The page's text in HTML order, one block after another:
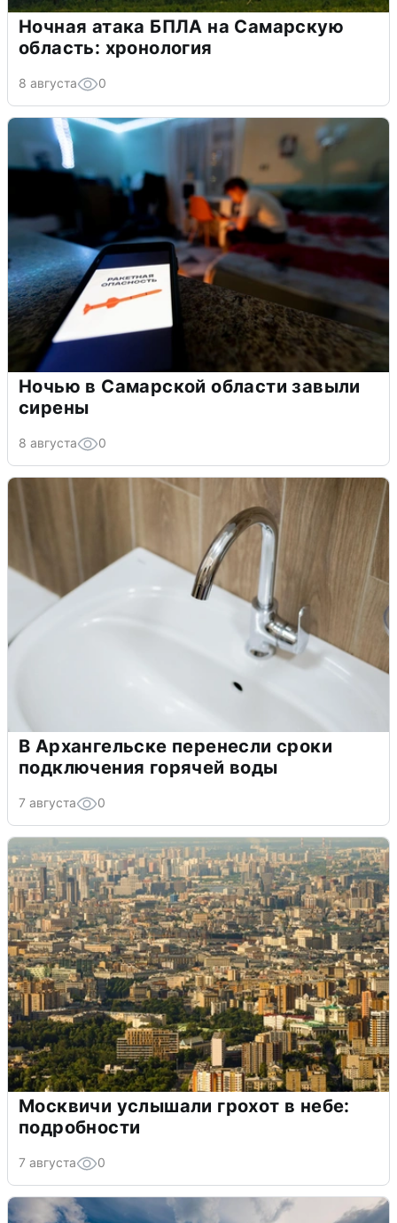
Ночная атака БПЛА на Самарскую
область: хронология
8 августа 0
Ночью в Самарской области завыли
сирены
8 августа 0
В Архангельске перенесли сроки
подключения горячей воды
7 августа 0
Москвичи услышали грохот в небе:
подробности
7 августа 0